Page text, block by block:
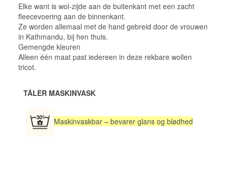
Elke want is wol-zijde aan de buitenkant met een zacht
fleecevoering aan de binnenkant.
Ze worden allemaal met de hand gebreid door de vrouwen
in Kathmandu, bij hen thuis.
Gemengde kleuren
Alleen één maat past iedereen in deze rekbare wollen
tricot.
TÅLER MASKINVASK
Maskinvaskbar – bevarer glans og blødhed